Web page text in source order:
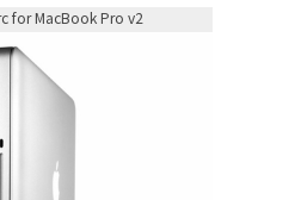
for MacBook Pro v2